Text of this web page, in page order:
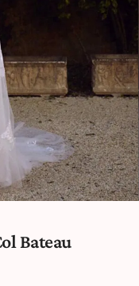
Bateau